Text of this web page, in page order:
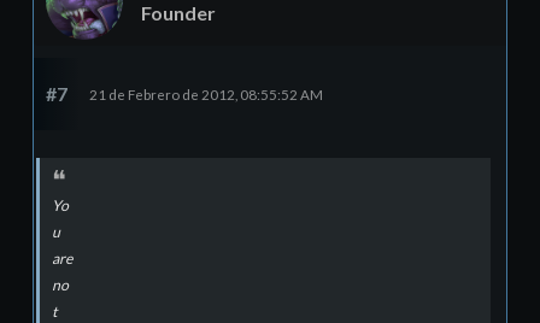
Founder
#7 21 de Febrero de 2012, 08:55:52 AM
Yo
u
are
no
t